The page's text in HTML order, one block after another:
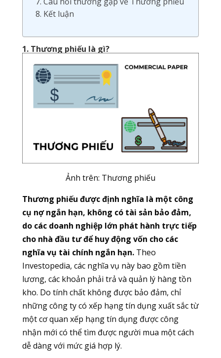
8. Kết luận
1. Thương phiếu là gì?
Ảnh trên: Thương phiếu
Thương phiếu được định nghĩa là một công
cụ nợ ngắn hạn, không có tài sản bảo đảm,
do các doanh nghiệp lớn phát hành trực tiếp
cho nhà đầu tư để huy động vốn cho các
nghĩa vụ tài chính ngắn hạn.Theo
Investopedia, các nghĩa vụ này bao gồm tiền
lương, các khoản phải trả và quản lý hàng tồn
kho. Do tính chất không được bảo đảm, chỉ
những công ty có xếp hạng tín dụng xuất sắc từ
một cơ quan xếp hạng tín dụng được công
nhận mới có thể tìm được người mua một cách
dễ dàng với mức giá hợp lý.